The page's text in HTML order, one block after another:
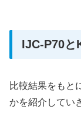
IJC-P70と
比較結果をもと
かを紹介してい